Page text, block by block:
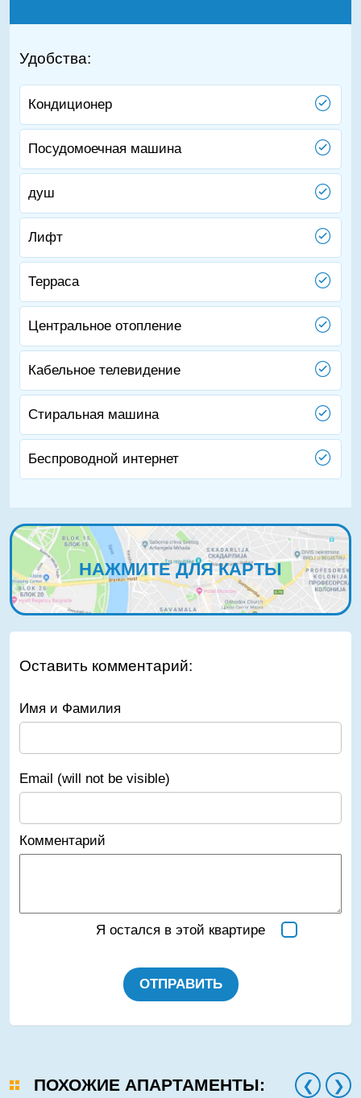
Удобства:
Кондиционер
Посудомоечная машина
душ
Лифт
Терраса
Центральное отопление
Кабельное телевидение
Стиральная машина
Беспроводной интернет
НАЖМИТЕ ДЛЯ КАРТЫ
Оставить комментарий:
Имя и Фамилия
Email (will not be visible)
Комментарий
Я остался в этой квартире
ОТПРАВИТЬ
ПОХОЖИЕ АПАРТАМЕНТЫ: